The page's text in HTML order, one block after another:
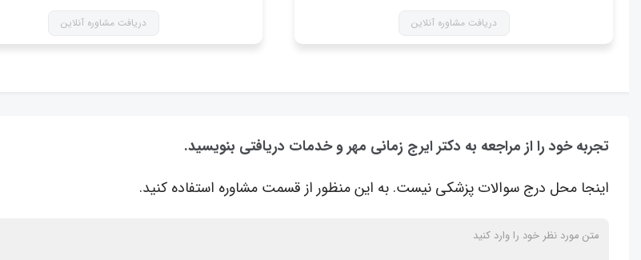
دریافت مشاوره آنلاین دریافت مشاوره آنلاین
تجربه خود را از مراجعه به دکتر ایرج زمانی مهر و خدمات دریافتی بنویسید.
اینجا محل درج سوالات پزشکی نیست. به این منظور از قسمت مشاوره استفاده کنید.